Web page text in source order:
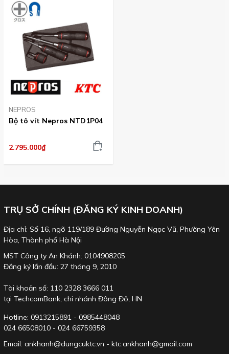
Thiết kế sang trọng, chất lượng, đẳng cấp thể hiện thương hiệu
của Nepros
NEPROS
Bộ tô vít Nepros NTD1P04
2.795.000₫
TRỤ SỞ CHÍNH (ĐĂNG KÝ KINH DOANH)
Địa chỉ: Số 16, ngõ 119/189 Đường Nguyễn Ngọc Vũ, Phường Yên
Hòa, Thành phố Hà Nội
MST Công ty An Khánh: 0104908205
Đăng ký lần đầu: 27 tháng 9, 2010
Tài khoản số: 110 2328 3666 011
tại TechcomBank, chi nhánh Đông Đô, HN
Hotline: 0913215891 - 0985448048
024 66508010 - 024 66759358
Email: ankhanh@dungcuktc.vn - ktc.ankhanh@gmail.com